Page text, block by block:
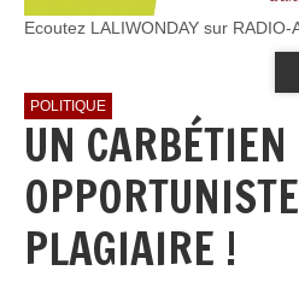
Ecoutez LALIWONDAY sur RADIO-
POLITIQUE
UN CARBÉTIEN
PLAGIAIRE !